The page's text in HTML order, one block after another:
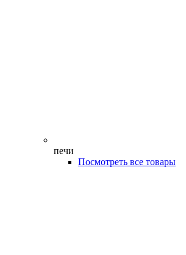
печи
Посмотреть все товары